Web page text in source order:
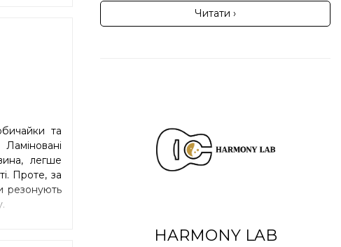
та
легше
Проте, за
резонують
Читати ›
HARMONY LAB